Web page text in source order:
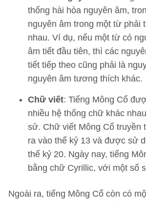
thống hài hòa nguyên âm,
nguyên âm trong một từ phải
nhau. Ví dụ, nếu một từ có
âm tiết đầu tiên, thì các
tiết tiếp theo cũng phải là
nguyên âm tương thích khác.
Chữ viết: Tiếng Mông Cổ
nhiều hệ thống chữ khác
sử. Chữ viết Mông Cổ truyền
ra vào thế kỷ 13 và được sử
thế kỷ 20. Ngày nay, tiếng
bằng chữ Cyrillic, với một số
Ngoài ra, tiếng Mông Cổ còn có